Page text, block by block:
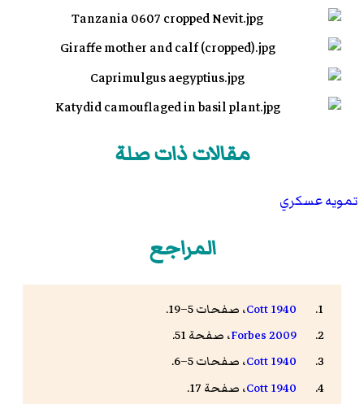
مقالات ذات صلة
تمويه عسكري
المراجع
Cott 1940، صفحات 5–19.
Forbes 2009، صفحة 51.
Cott 1940، صفحات 5–6.
Cott 1940، صفحة 17.